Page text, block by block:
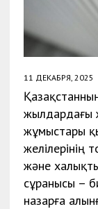
11 ДЕКАБРЯ, 2025
жылдардағы
жұмыстары
желілерінің
және
сұранысы –
назарға